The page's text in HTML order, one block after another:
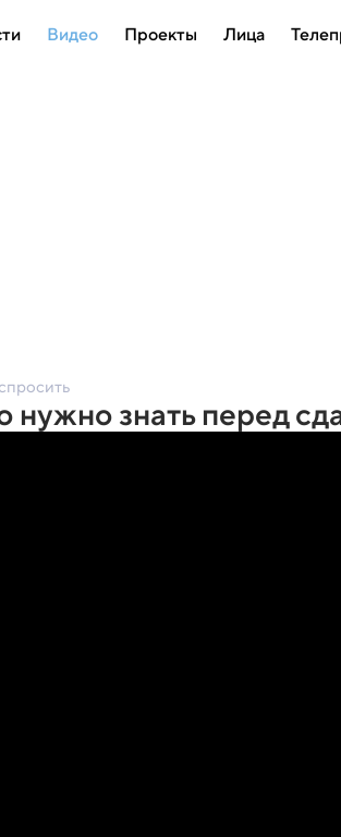
Видео Проекты Лица
нужно знать перед